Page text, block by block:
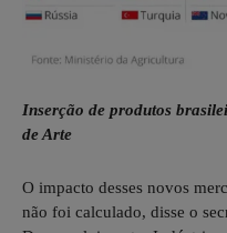
Inserção de produtos
de Arte
O impacto desses novos
não foi calculado, disse o